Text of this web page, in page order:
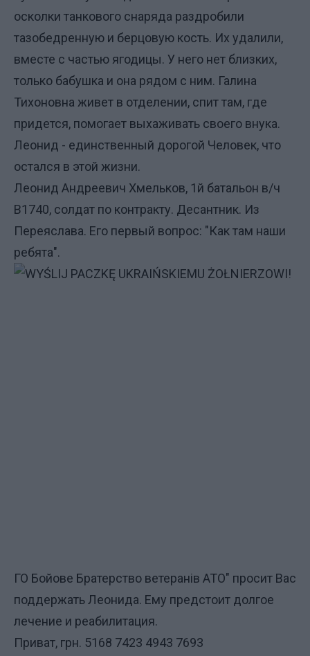
осколки танкового снаряда раздробили
тазобедренную и берцовую кость. Их удалили,
вместе с частью ягодицы. У него нет близких,
только бабушка и она рядом с ним. Галина
Тихоновна живет в отделении, спит там, где
придется, помогает выхаживать своего внука.
Леонид - единственный дорогой Человек, что
остался в этой жизни.
Леонид Андреевич Хмельков, 1й батальон в/ч
В1740, солдат по контракту. Десантник. Из
Переяслава. Его первый вопрос: "Как там наши
ребята".
ГО Бойове Братерство ветеранів АТО" просит Вас
поддержать Леонида. Ему предстоит долгое
лечение и реабилитация.
Приват, грн. 5168 7423 4943 7693